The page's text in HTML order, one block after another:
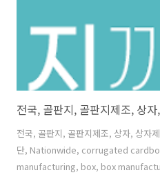
전국, 골판지, 골판지제조, 상자, 상자
단, Nationwide, corrugated
manufacturing, box, box